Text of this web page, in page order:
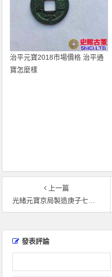
治平元寶2018市場價格 治平通
寶怎麼樣
上一篇
光緒元寶京局製造庚子七錢二分圖片 珍貴罕見價格高
發表評論